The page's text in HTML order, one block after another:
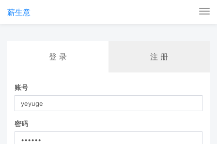
薪生意
登 录 注 册
账号
密码